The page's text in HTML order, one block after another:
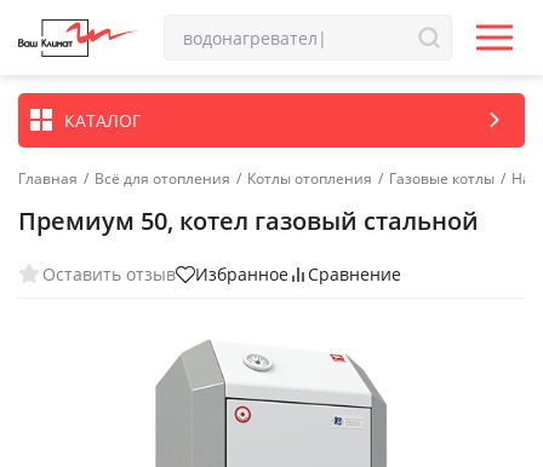
КАТАЛОГ
Главная / Всё для отопления / Котлы отопления / Газовые котлы /
Премиум 50, котел газовый стальной
Оставить отзыв Избранное Сравнение